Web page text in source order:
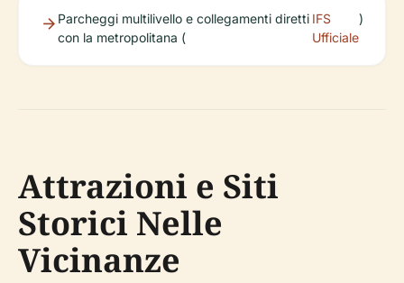
Parcheggi multilivello e collegamenti diretti
con la metropolitana (
IFS
Ufficiale
)
Attrazioni e Siti
Storici Nelle
Vicinanze